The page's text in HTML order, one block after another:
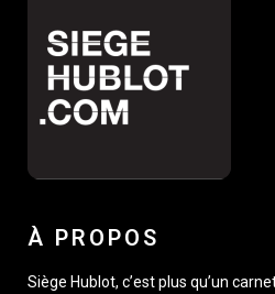
À PROPOS
Siège Hublot, c’est plus qu’un